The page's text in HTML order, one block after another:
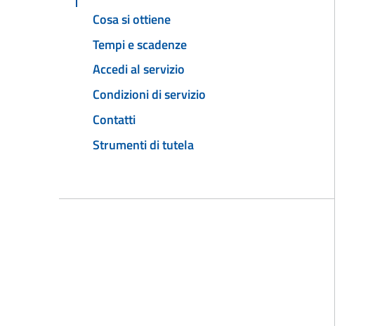
Cosa si ottiene
Tempi e scadenze
Accedi al servizio
Condizioni di servizio
Contatti
Strumenti di tutela